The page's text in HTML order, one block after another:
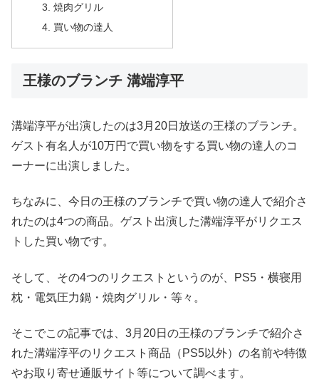
焼肉グリル
買い物の達人
王様のブランチ 溝端淳平
溝端淳平が出演したのは3月20日放送の王様のブランチ。
ゲスト有名人が10万円で買い物をする買い物の達人のコ
ーナーに出演しました。
ちなみに、今日の王様のブランチで買い物の達人で紹介さ
れたのは4つの商品。ゲスト出演した溝端淳平がリクエス
トした買い物です。
そして、その4つのリクエストというのが、PS5・横寝用
枕・電気圧力鍋・焼肉グリル・等々。
そこでこの記事では、3月20日の王様のブランチで紹介さ
れた溝端淳平のリクエスト商品（PS5以外）の名前や特徴
やお取り寄せ通販サイト等について調べます。